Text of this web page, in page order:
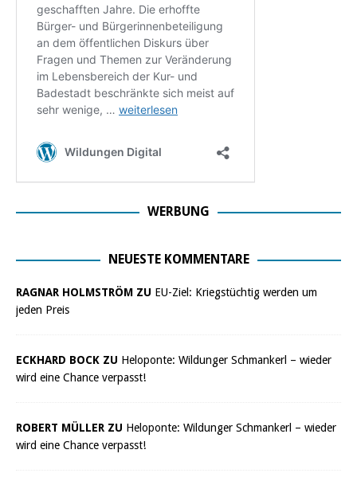
WERBUNG
NEUESTE KOMMENTARE
RAGNAR HOLMSTRÖM ZU EU-Ziel: Kriegstüchtig werden um
jeden Preis
ECKHARD BOCK ZU Heloponte: Wildunger Schmankerl – wieder
wird eine Chance verpasst!
ROBERT MÜLLER ZU Heloponte: Wildunger Schmankerl – wieder
wird eine Chance verpasst!